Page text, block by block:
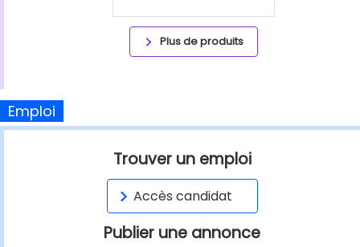
Plus de produits
Emploi
Trouver un emploi
Accès candidat
Publier une annonce